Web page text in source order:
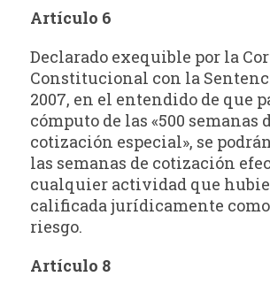
Artículo 6
Declarado exequible por la
Constitucional con la
2007, en el entendido de que
cómputo de las «500 semanas
cotización especial», se
las semanas de cotización
cualquier actividad que
calificada jurídicamente
riesgo.
Artículo 8